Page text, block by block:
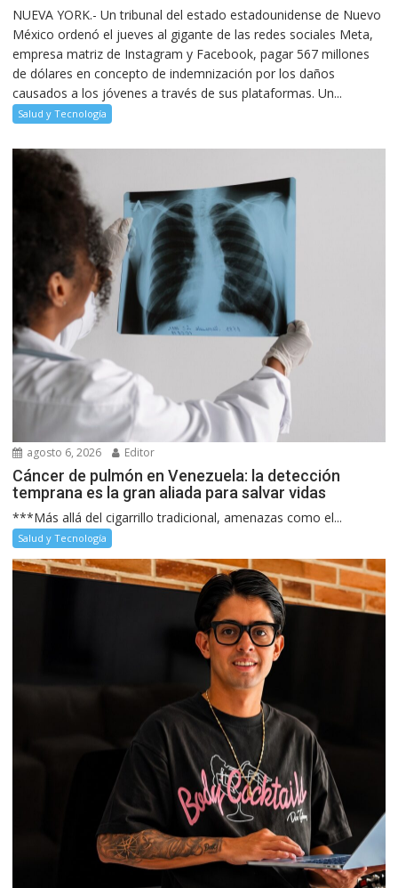
NUEVA YORK.- Un tribunal del estado estadounidense de Nuevo
México ordenó el jueves al gigante de las redes sociales Meta,
empresa matriz de Instagram y Facebook, pagar 567 millones
de dólares en concepto de indemnización por los daños
causados a los jóvenes a través de sus plataformas. Un...
Salud y Tecnología
agosto 6, 2026 Editor
Cáncer de pulmón en Venezuela: la detección
temprana es la gran aliada para salvar vidas
***Más allá del cigarrillo tradicional, amenazas como el...
Salud y Tecnología